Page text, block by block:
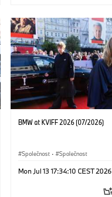
BMW at KVIFF 2026 (07/2026)
Společnost · Společnost
Mon Jul 13 17:34:10 CEST 2026